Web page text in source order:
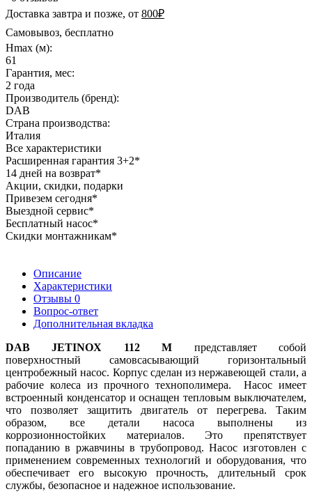
Доставка завтра и позже, от 800₽
Самовывоз, бесплатно
Hmax (м):
61
Гарантия, мес:
2 года
Производитель (бренд):
DAB
Страна производства:
Италия
Все характеристики
Расширенная гарантия 3+2*
14 дней на возврат*
Акции, скидки, подарки
Привезем сегодня*
Выездной сервис*
Бесплатный насос*
Скидки монтажникам*
Описание
Характеристики
Отзывы 0
Вопрос-ответ
Дополнительная вкладка
DAB JETINOX 112 M представляет собой
поверхностный самовсасывающий горизонтальный
центробежный насос. Корпус сделан из нержавеющей стали, а
рабочие колеса из прочного технополимера. Насос имеет
встроенный конденсатор и оснащен тепловым выключателем,
что позволяет защитить двигатель от перегрева. Таким
образом, все детали насоса выполнены из
коррозионностойких материалов. Это препятствует
попаданию в ржавчины в трубопровод. Насос изготовлен с
применением современных технологий и оборудования, что
обеспечивает его высокую прочность, длительный срок
службы, безопасное и надежное использование.